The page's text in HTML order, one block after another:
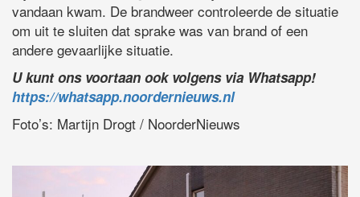
vandaan kwam. De brandweer controleerde de situatie
om uit te sluiten dat sprake was van brand of een
andere gevaarlijke situatie.
U kunt ons voortaan ook volgens via Whatsapp!
https://whatsapp.noordernieuws.nl
Foto’s: Martijn Drogt / NoorderNieuws